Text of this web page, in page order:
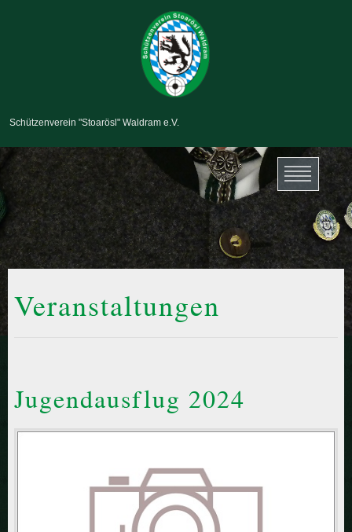
Schützenverein "Stoarösl" Waldram e.V.
Veranstaltungen
Jugendausflug 2024